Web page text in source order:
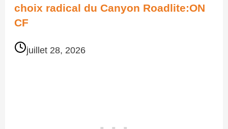
choix radical du Canyon Roadlite:ON
CF
juillet 28, 2026